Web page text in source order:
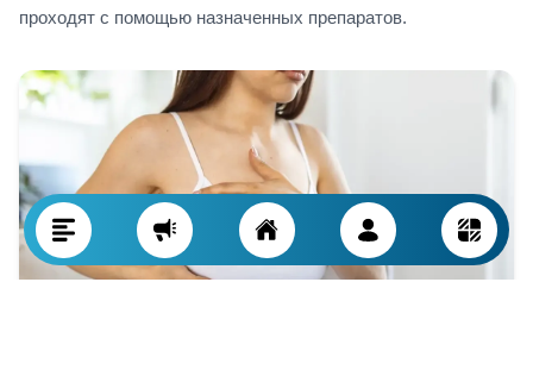
проходят с помощью назначенных препаратов.